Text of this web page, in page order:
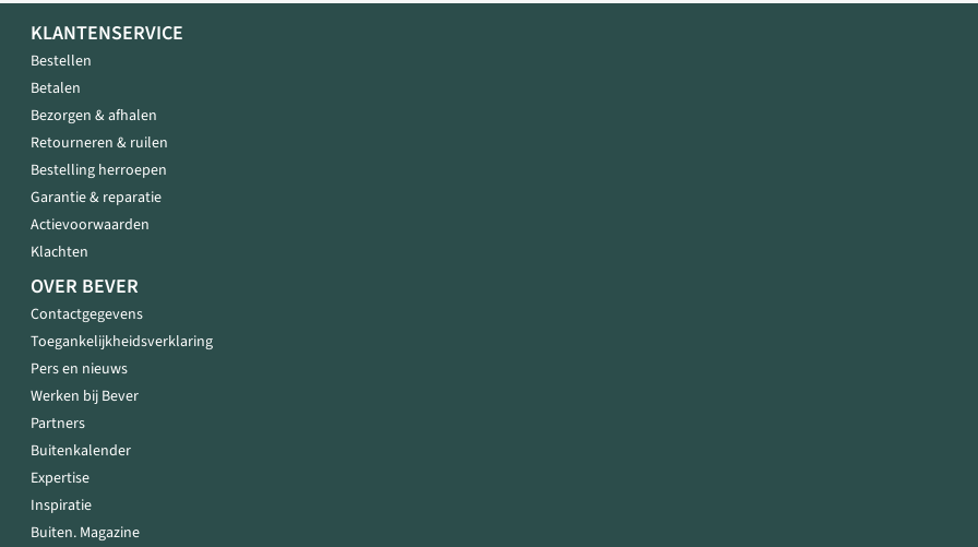
KLANTENSERVICE
Bestellen
Betalen
Bezorgen & afhalen
Retourneren & ruilen
Bestelling herroepen
Garantie & reparatie
Actievoorwaarden
Klachten
OVER BEVER
Contactgegevens
Toegankelijkheidsverklaring
Pers en nieuws
Werken bij Bever
Partners
Buitenkalender
Expertise
Inspiratie
Buiten. Magazine